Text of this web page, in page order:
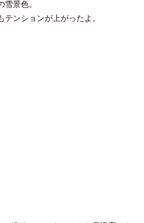
景色。
ンションが上がったよ。